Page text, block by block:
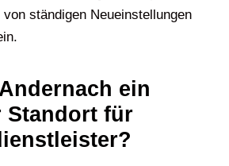
Personal bezahlt
Überlassung oder
den Risiken von ständigen
ausgeliefert zu sein.